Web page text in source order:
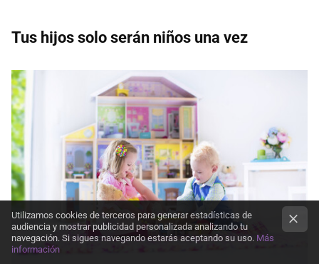
Tus hijos solo serán niños una vez
Utilizamos cookies de terceros para generar estadísticas de
audiencia y mostrar publicidad personalizada analizando tu
navegación. Si sigues navegando estarás aceptando su uso. Más
información